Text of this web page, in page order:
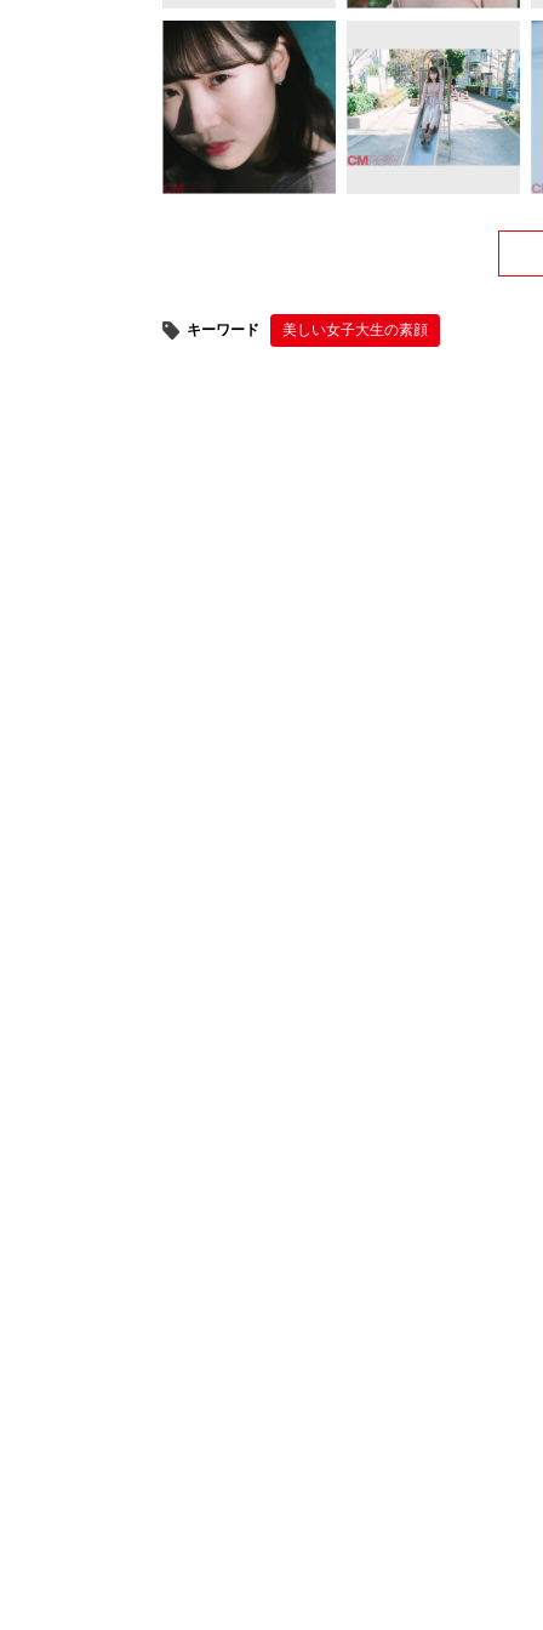
キーワード 美しい女子大生の素顔